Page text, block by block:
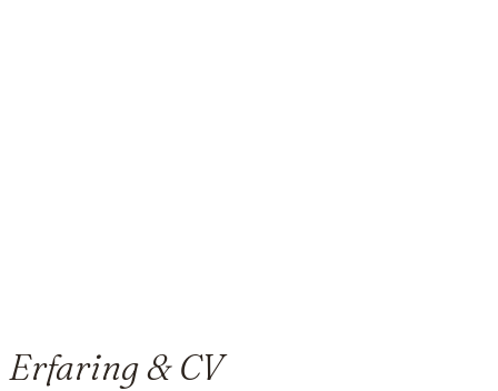
Erfaring & CV